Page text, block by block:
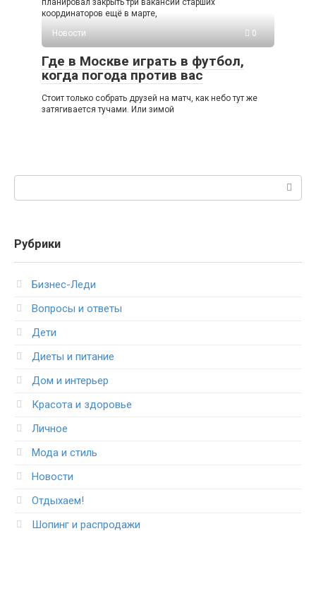
планировал закрыть три вакансии старших
координаторов ещё в марте,
Новости
0
Где в Москве играть в футбол,
когда погода против вас
Стоит только собрать друзей на матч, как небо тут же
затягивается тучами. Или зимой
Рубрики
Бизнес-Леди
Вопросы и ответы
Дети
Диеты и питание
Дом и интерьер
Красота и здоровье
Личное
Мода и стиль
Новости
Отдыхаем!
Шопинг и распродажи